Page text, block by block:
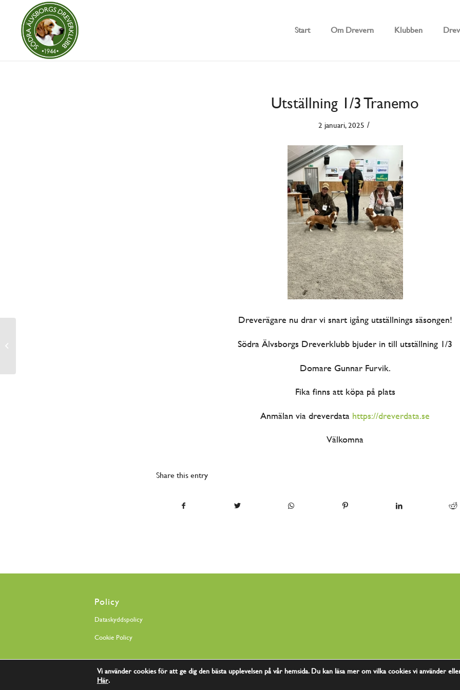
Start Om Drevern Klubben
Utställning 1/3 Tranemo
2 januari, 2025 /
Dreverägare nu drar vi snart igång utställnings säsongen!
Södra Älvsborgs Dreverklubb bjuder in till utställning 1/3
Domare Gunnar Furvik.
Fika finns att köpa på plats
Anmälan via dreverdata https://dreverdata.se
Välkomna
Share this entry
Policy
Dataskyddspolicy
Cookie Policy
© Copyright Södra Älvsborgs Dreverklubb | Skapad av Rawdesigns Webbyrå
Vi använder cookies för att ge dig den bästa upplevelsen på vår hemsida. Du kan läsa mer om vilka cookies vi använder
Här.